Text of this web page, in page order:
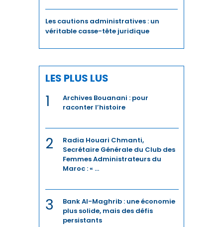
INFRASTRUCTURES
INNOVATION
INVESTISSEMENTS
JURIDIQUE
LEADERSHIP
MANAGEMENT
MÉDIAS
Les cautions administratives : un
véritable casse-tête juridique
LES PLUS LUS
1
Archives Bouanani : pour
raconter l’histoire
2
Radia Houari Chmanti,
Secrétaire Générale du Club des
Femmes Administrateurs du
Maroc : « ...
3
Bank Al-Maghrib : une économie
plus solide, mais des défis
persistants